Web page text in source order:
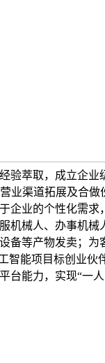
验萃取，成立企
业渠道拓展及合
企业的个性化需
机械人、办事机
备等产物发卖；
智能项目标创业
能力，实现“一人